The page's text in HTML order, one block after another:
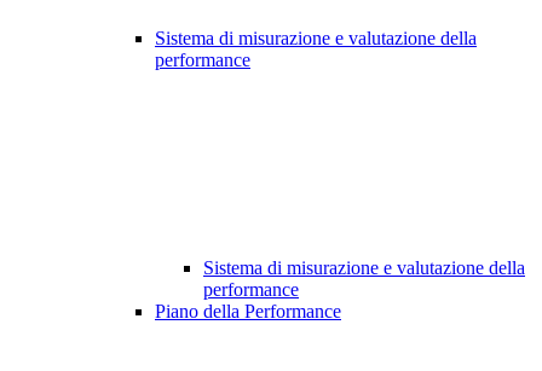
Sistema di misurazione e valutazione della
performance
Sistema di misurazione e valutazione della
performance
Piano della Performance